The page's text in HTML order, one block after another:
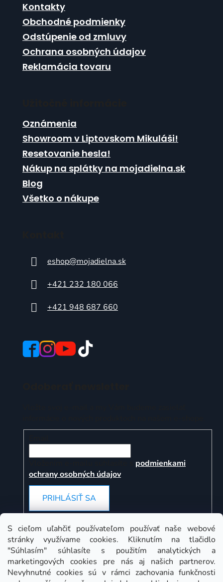
S cieľom uľahčiť používateľom používať naše webové
stránky využívame cookies. Kliknutím na tlačidlo
"Súhlasím" súhlasíte s použitím analytických a
marketingových cookies pre nás aj našich partnerov.
Nevyhnutné cookies sú v rámci zachovania funkčnosti
Kontakty
Obchodné podmienky
Odstúpenie od zmluvy
Ochrana osobných údajov
Reklamácia tovaru
Oznámenia
Showroom v Liptovskom Mikuláši!
Resetovanie hesla!
Nákup na splátky na mojadielna.sk
Blog
Všetko o nákupe
eshop@mojadielna.sk
+421 232 180 066
+421 948 687 660
podmienkami
ochrany osobných údajov
PRIHLÁSIŤ SA
Instagram